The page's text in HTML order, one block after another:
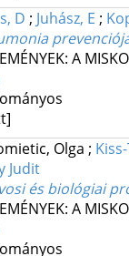
D ; Juhász, E ;
A
Olga ;
Judit
és biológiai
A